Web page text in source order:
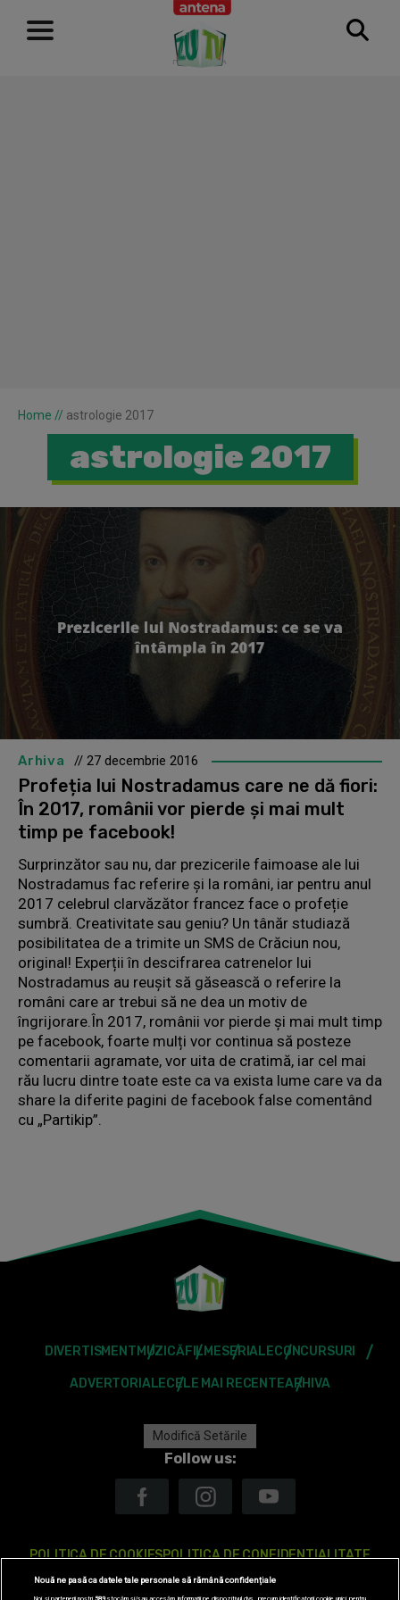
RECLAMĂ
Home // astrologie 2017
astrologie 2017
Arhiva // 27 decembrie 2016
Profeția lui Nostradamus care ne dă fiori:
În 2017, românii vor pierde și mai mult
timp pe facebook!
Surprinzător sau nu, dar prezicerile faimoase ale lui
Nostradamus fac referire și la români, iar pentru anul
2017 celebrul clarvăzător francez face o profeție
sumbră. Creativitate sau geniu? Un tânăr studiază
posibilitatea de a trimite un SMS de Crăciun nou,
original! Experții în descifrarea catrenelor lui
Nostradamus au reușit să găsească o referire la
români care ar trebui să ne dea un motiv de
îngrijorare.În 2017, românii vor pierde și mai mult timp
pe facebook, foarte mulți vor continua să posteze
comentarii agramate, vor uita de cratimă, iar cel mai
rău lucru dintre toate este ca va exista lume care va da
share la diferite pagini de facebook false comentând
cu „Partikip”.
DIVERTISMENT MUZICĂFILMESERIALECONCURSURI
ADVERTORIALECELE MAI RECENTEARHIVA
Modifică Setările
Follow us:
POLITICA DE COOKIESPOLITICA DE CONFIDENTIALITATE
ANTENA TV GROUP S.A. – DATE COMPANIE
Nouă ne pasă ca datele tale personale să rămână confidențiale